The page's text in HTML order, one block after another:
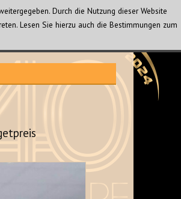
Durch die Nutzung dieser Website
Lesen Sie hierzu auch die Bestimmungen zum